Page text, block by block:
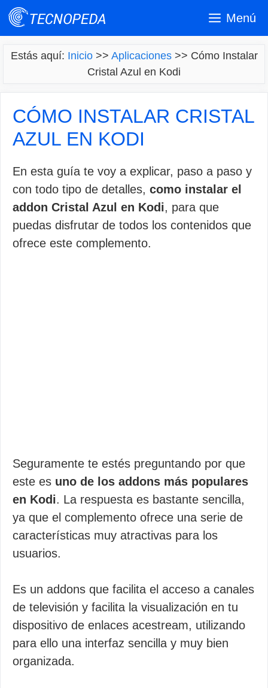
Saltar
Menú
Estás aquí: Inicio>> Aplicaciones>> Cómo Instalar
Cristal Azul en Kodi
CÓMO INSTALAR CRISTAL
AZUL EN KODI
En esta guía te voy a explicar, paso a paso y
con todo tipo de detalles, como instalar el
addon Cristal Azul en Kodi, para que
puedas disfrutar de todos los contenidos que
ofrece este complemento.
Seguramente te estés preguntando por que
este es uno de los addons más populares
en Kodi. La respuesta es bastante sencilla,
ya que el complemento ofrece una serie de
características muy atractivas para los
usuarios.
Es un addons que facilita el acceso a canales
de televisión y facilita la visualización en tu
dispositivo de enlaces acestream, utilizando
para ello una interfaz sencilla y muy bien
organizada.